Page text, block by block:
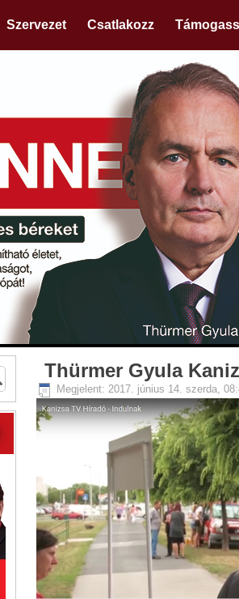
Szervezet Csatlakozz Támogass
Thürmer Gyula
Megjelent: 2017. június 14. szerda,